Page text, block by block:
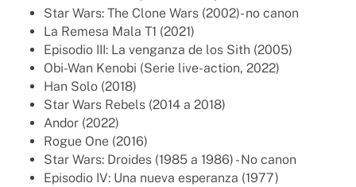
Star Wars: The Clone Wars (2002)- no canon
La Remesa Mala T1 (2021)
Episodio III: La venganza de los Sith (2005)
Obi-Wan Kenobi (Serie live-action, 2022)
Han Solo (2018)
Star Wars Rebels (2014 a 2018)
Andor (2022)
Rogue One (2016)
Star Wars: Droides (1985 a 1986) - No canon
Episodio IV: Una nueva esperanza (1977)